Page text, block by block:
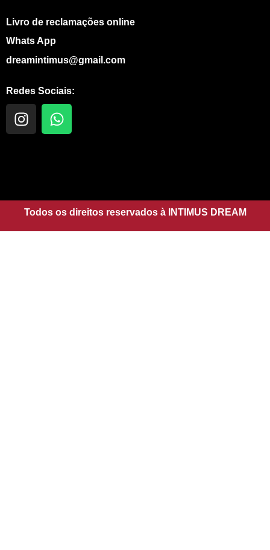
Livro de reclamações online
Whats App
dreamintimus@gmail.com
Redes Sociais:
I
n
r
a
m
W
h
p
p
Todos os direitos reservados à INTIMUS DREAM